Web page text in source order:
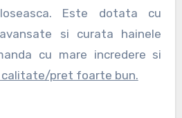
Este dotata cu
si curata hainele
cu mare incredere si
pret foarte bun.